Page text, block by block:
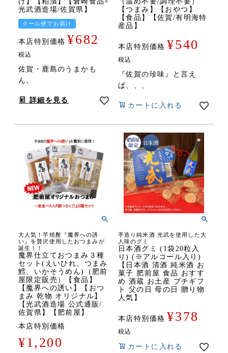
光武酒造場/佐賀県】
クール便でお届け
本店特別価格 ¥682
税込
佐賀・鹿島のうまかも
ん。
詳細を見る
【つまみ】【おやつ】
【食品】【佐賀/有明海特
産品】
本店特別価格 ¥540
税込
『佐賀の珍味』と言え
ば、、、
カートに入れる
大人気！芋焼酎『魔界への誘
い』を贅沢使用したおつまみが
誕生！！
魔界仕立ておつまみ３種
セット(えいひれ、つまみ
鱈、いかそうめん)（肥前
屋限定販売）【食品】
【魔界への誘い】【おつ
まみ 乾物 オリジナル】
【光武酒造場 公式通販/
佐賀県】【肥前屋】
本店特別価格
¥1,200
手造り純米酒 光武を使用した大
人味のグミ
日本酒グミ (1袋20粒入
り) (※アルコール入り)
【日本酒 清酒 純米酒 お
菓子 肥前屋 食品 おすす
め 酒蔵 お土産 プチギフ
ト 父の日 母の日 贈り物
人気】
本店特別価格 ¥378
税込
カートに入れる